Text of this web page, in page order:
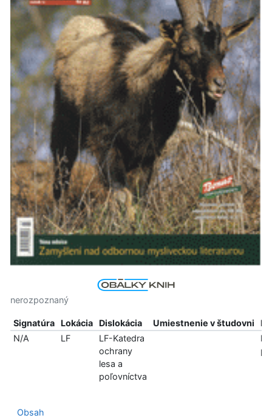
nerozpoznaný
Signatúra Lokácia Dislokácia Umiestnenie v študovni
N/A
LF
LF-Katedra
ochrany
lesa a
poľovníctva
len
Obsah